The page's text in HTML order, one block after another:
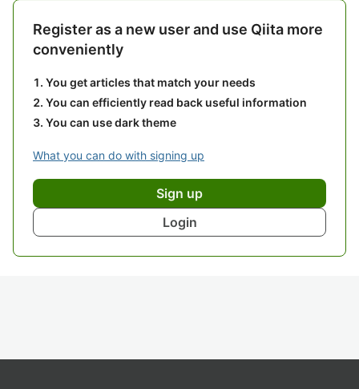
Register as a new user and use Qiita more
conveniently
You get articles that match your needs
You can efficiently read back useful information
You can use dark theme
What you can do with signing up
Sign up
Login